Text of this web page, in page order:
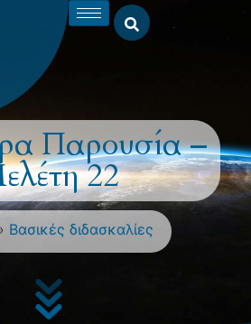
Παρουσία –
22
Βασικές διδασκαλίες